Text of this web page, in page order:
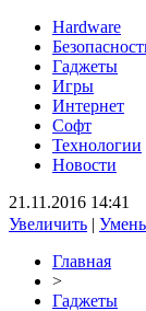
Hardware
Гаджеты
Игры
Интернет
Софт
Технологии
Новости
21.11.2016 14:41
Увеличить |
Главная
>
Гаджеты